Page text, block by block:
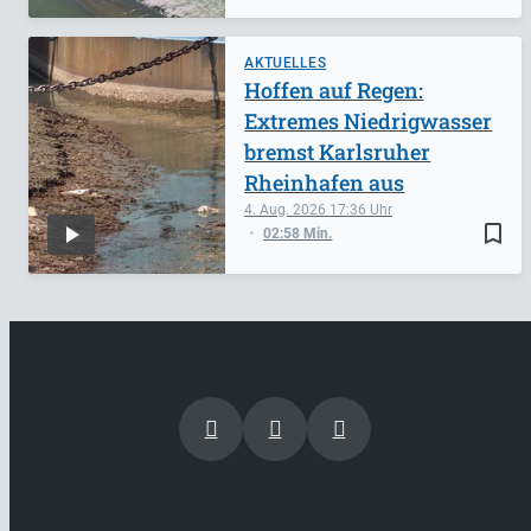
AKTUELLES
bookmark_border
4. Aug. 2026 17:36
02:58 Min.
Hoffen auf Regen:
Extremes Niedrigwasser
bremst Karlsruher
Rheinhafen aus